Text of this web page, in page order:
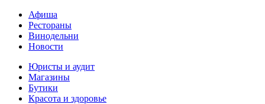
Афиша
Рестораны
Винодельни
Новости
Юристы и аудит
Магазины
Бутики
Красота и здоровье